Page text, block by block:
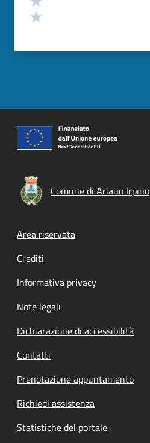
Comune di Ariano Irpino
Footer menu
Area riservata
Crediti
Informativa privacy
Note legali
Dichiarazione di accessibilità
Contatti
Prenotazione appuntamento
Richiedi assistenza
Statistiche del portale